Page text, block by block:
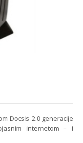
Docsis 2.0 generacije
internetom – i